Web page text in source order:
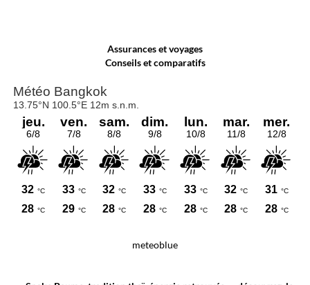
Assurances et voyages
Conseils et comparatifs
meteoblue